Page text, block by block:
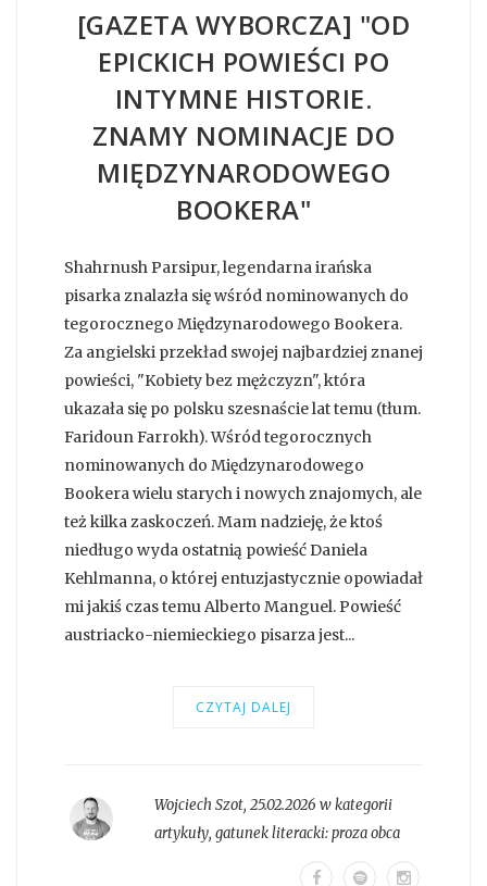
[GAZETA WYBORCZA] "OD
EPICKICH POWIEŚCI PO
INTYMNE HISTORIE.
ZNAMY NOMINACJE DO
MIĘDZYNARODOWEGO
BOOKERA"
Shahrnush Parsipur, legendarna irańska
pisarka znalazła się wśród nominowanych do
tegorocznego Międzynarodowego Bookera.
Za angielski przekład swojej najbardziej znanej
powieści, "Kobiety bez mężczyzn", która
ukazała się po polsku szesnaście lat temu (tłum.
Faridoun Farrokh). Wśród tegorocznych
nominowanych do Międzynarodowego
Bookera wielu starych i nowych znajomych, ale
też kilka zaskoczeń. Mam nadzieję, że ktoś
niedługo wyda ostatnią powieść Daniela
Kehlmanna, o której entuzjastycznie opowiadał
mi jakiś czas temu Alberto Manguel. Powieść
austriacko-niemieckiego pisarza jest...
CZYTAJ DALEJ
Wojciech Szot, 25.02.2026 w kategorii
artykuły, gatunek literacki:proza obca